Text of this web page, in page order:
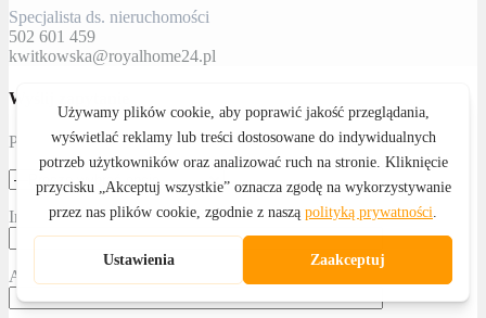
Specjalista ds. nieruchomości
502 601 459
kwitkowska@royalhome24.pl
Wyślij zapytanie
Proszę określić temat
Imię i nazwisko
Adres email